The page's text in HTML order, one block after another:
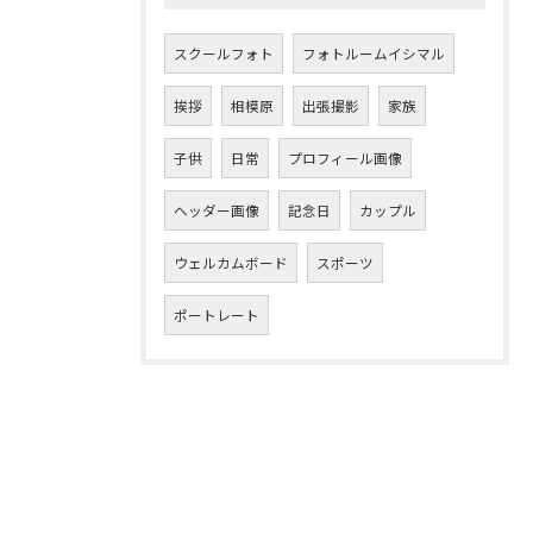
スクールフォト フォトルームイシマル
挨拶 相模原 出張撮影 家族
子供 日常 プロフィール画像
ヘッダー画像 記念日 カップル
ウェルカムボード スポーツ
ポートレート